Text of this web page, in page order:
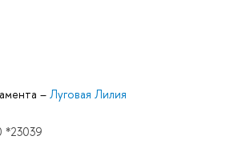
– Луговая Лилия
*23039